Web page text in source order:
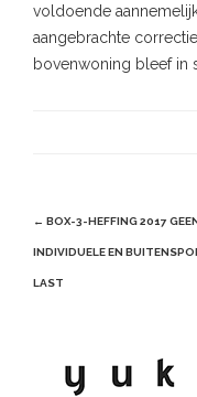
voldoende
aangebrachte
bovenwoning bleef in
Post
navigation
← BOX-3-HEFFING 2017
INDIVIDUELE EN
LAST